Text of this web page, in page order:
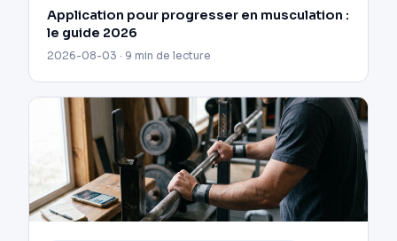
Application pour progresser en musculation :
le guide 2026
2026-08-03 · 9 min de lecture